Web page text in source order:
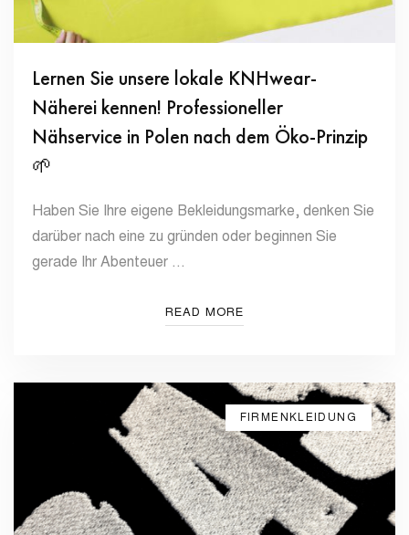
Lernen Sie unsere lokale KNHwear-
Näherei kennen! Professioneller
Nähservice in Polen nach dem Öko-Prinzip
🌱
Haben Sie Ihre eigene Bekleidungsmarke, denken Sie
darüber nach eine zu gründen oder beginnen Sie
gerade Ihr Abenteuer …
READ MORE
FIRMENKLEIDUNG